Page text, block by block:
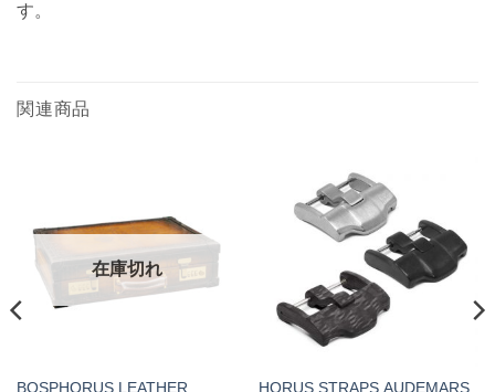
す。
関連商品
在庫切れ